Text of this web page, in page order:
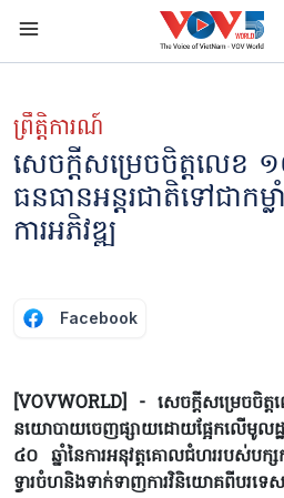
Nhảy đến nội dung
ព្រឹត្តិការណ៍
សេចក្តីសម្រេចចិត្តលេខ ១
ធនធានអន្តរជាតិទៅជាក
ការអភិវឌ្ឍ
Facebook
[VOVWORLD] - សេចក្តីសម្រេចចិ
នយោបាយចេញផ្សាយដោយផ្អែកលើមូលដ្
៤០ ឆ្នាំនៃការអនុវត្តគោលជំហររបស់បក្
ទ្វារចំហនិងទាក់ទាញការវិនិយោគពីបរទេ